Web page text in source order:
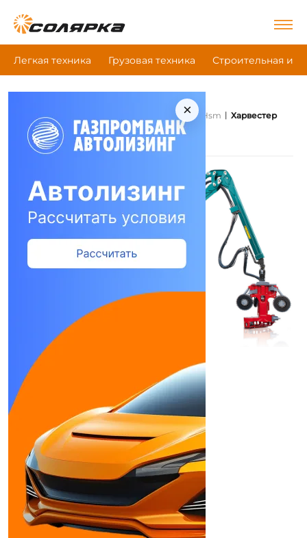
Легкая техника Грузовая техника Строительная и
×
Главная Сельскохозяйственная техника | Hsm | Харвестер
Hsm Харвестер
HSM 405H1 8WD
2 модификации
Харвестер
Количество цилиндров:6
Макс. мощность:250 л.с.
Макс. крутящий момент:
1300 Н*м (кг*м)
при ...
Используемое топливо:
Дизель
Двигатель:
Iveco
Дилеры
Форест Сервис